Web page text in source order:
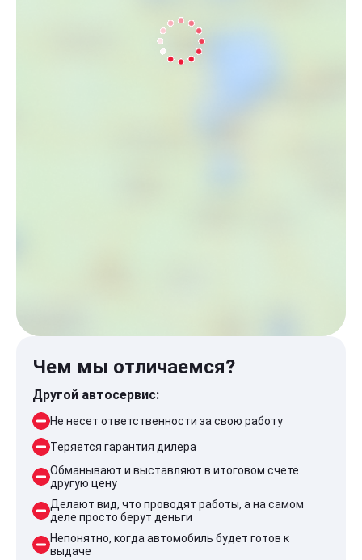
Чем мы отличаемся?
Другой автосервис:
Не несет ответственности за свою работу
Теряется гарантия дилера
Обманывают и выставляют в итоговом счете
другую цену
Делают вид, что проводят работы, а на самом
деле просто берут деньги
Непонятно, когда автомобиль будет готов к
выдаче